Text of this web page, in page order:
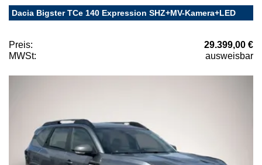
Dacia Bigster TCe 140 Expression SHZ+MV-Kamera+LED
Preis:
29.399,00 €
MWSt:
ausweisbar